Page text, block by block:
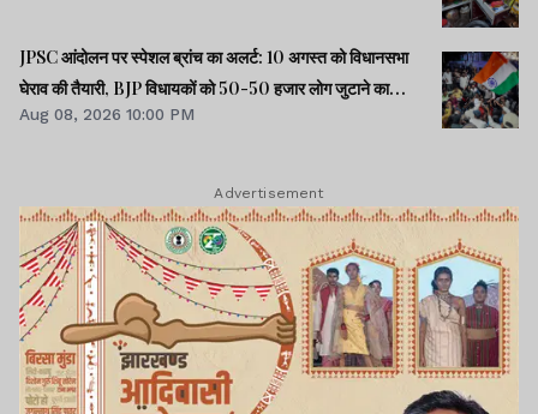
JPSC आंदोलन पर स्पेशल ब्रांच का अलर्ट: 10 अगस्त को विधानसभा
घेराव की तैयारी, BJP विधायकों को 50-50 हजार लोग जुटाने का
टास्क
Aug 08, 2026 10:00 PM
Advertisement